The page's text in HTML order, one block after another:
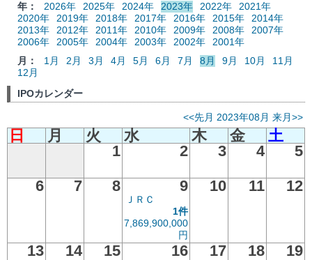
年： 2026年 2025年 2024年 2023年 2022年
2021年
2020年
2019年 2018年 2017年 2016年 2015年
2014年
2013年
2012年 2011年 2010年 2009年 2008年
2007年
2006年
2005年 2004年 2003年 2002年
2001年
月：
1月 2月 3月 4月 5月 6月 7月 8月 9月 10月
11月
12月
IPOカレンダー
<<先月 2023年08月 来月>>
日 月 火 水 木 金
土
1
2 3 4
5
6
7 8 9
ＪＲＣ
1件
7,869,900,000
円
10 11 12
13 14 15 16 17 18
19